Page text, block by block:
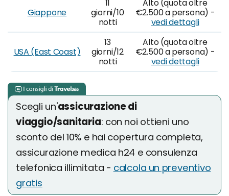
Giappone
11
giorni/10
notti
Alto (quota oltre
€2.500 a persona) -
vedi dettagli
USA (East Coast)
13
giorni/12
notti
Alto (quota oltre
€2.500 a persona) -
vedi dettagli
Scegli un'assicurazione di
viaggio/sanitaria: con noi ottieni uno
sconto del 10% e hai copertura completa,
assicurazione medica h24 e consulenza
telefonica illimitata - calcola un preventivo
gratis